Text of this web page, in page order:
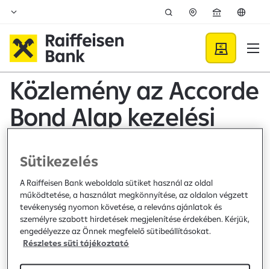
Ugrás a fő tartalomhoz
Közzétételek - Raiffeisen
Közlemény az Accorde
Bond Alap kezelési
módosításáról
Bank közzététel / 2024. szeptember 3.
Közzététel
Raiffeisen Bank
Sütikezelés
A Raiffeisen Bank weboldala sütiket használ az oldal
működtetése, a használat megkönnyítése, az oldalon végzett
tevékenység nyomon követése, a releváns ajánlatok és
személyre szabott hirdetések megjelenítése érdekében. Kérjük,
engedélyezze az Önnek megfelelő sütibeállításokat.
Részletes süti tájékoztató